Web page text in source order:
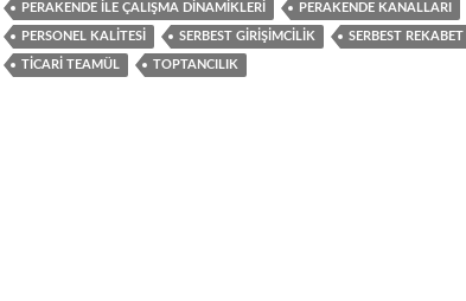
PERAKENDE ILE ÇALIŞMA DINAMIKLERI PERAKENDE KANALLARI
PERSONEL KALITESI SERBEST GIRIŞIMCILIK SERBEST
TICARI TEAMÜL TOPTANCILIK